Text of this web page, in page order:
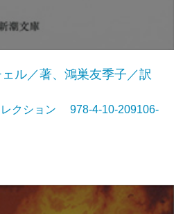
ル／著、鴻巣友季子／訳
レクション 978-4-10-209106-